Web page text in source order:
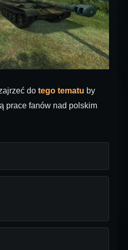
do tego tematu by
prace fanów nad polskim